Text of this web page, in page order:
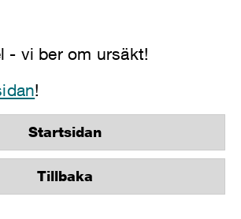
- vi ber om ursäkt!
!
Startsidan
Tillbaka